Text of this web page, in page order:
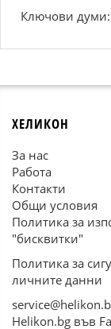
Ключови думи:
ХЕЛИКОН
За нас
Работа
Контакти
Общи условия
Политика за
"бисквитки"
Политика за
личните данни
Helikon.bg във